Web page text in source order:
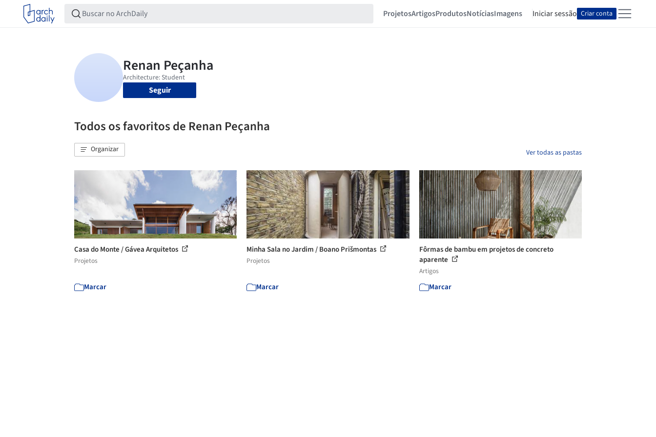
ProjetosArtigosProdutosNotíciasImagens Iniciar sessão Criar conta
Seguir
Todos os favoritos de Renan Peçanha
Organizar Ver todas as pastas
Casa do Monte / Gávea Arquitetos
Projetos
Marcar
Minha Sala no Jardim / Boano Prišmontas
Projetos
Marcar
Fôrmas de bambu em projetos de concreto
aparente
Artigos
Marcar